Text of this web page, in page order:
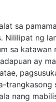
sa
Nililipat ng
sa katawan
ay
trangkasong
nang